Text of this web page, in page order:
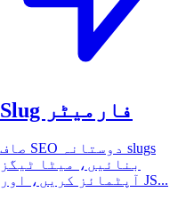
Slug فارمیٹر
صاف SEO دوستانہ slugs
بنائیں، میٹا ٹیگز
آپٹمائز کریں، اور JS...